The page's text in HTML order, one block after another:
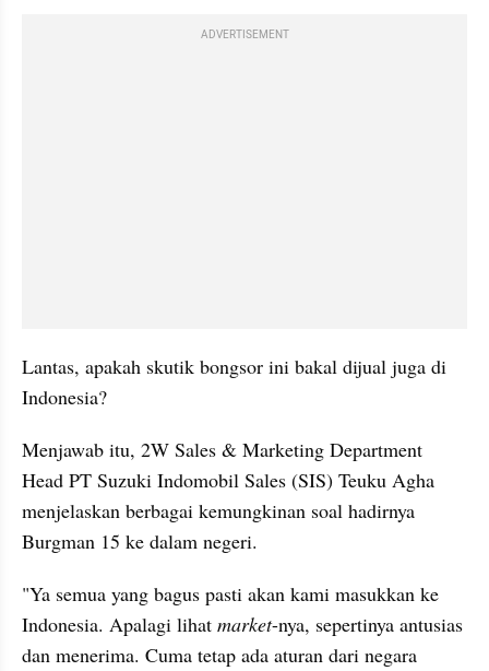
ADVERTISEMENT
Lantas, apakah skutik bongsor ini bakal dijual juga di
Indonesia?
Menjawab itu, 2W Sales & Marketing Department
Head PT Suzuki Indomobil Sales (SIS) Teuku Agha
menjelaskan berbagai kemungkinan soal hadirnya
Burgman 15 ke dalam negeri.
"Ya semua yang bagus pasti akan kami masukkan ke
Indonesia. Apalagi lihat market-nya, sepertinya antusias
dan menerima. Cuma tetap ada aturan dari negara